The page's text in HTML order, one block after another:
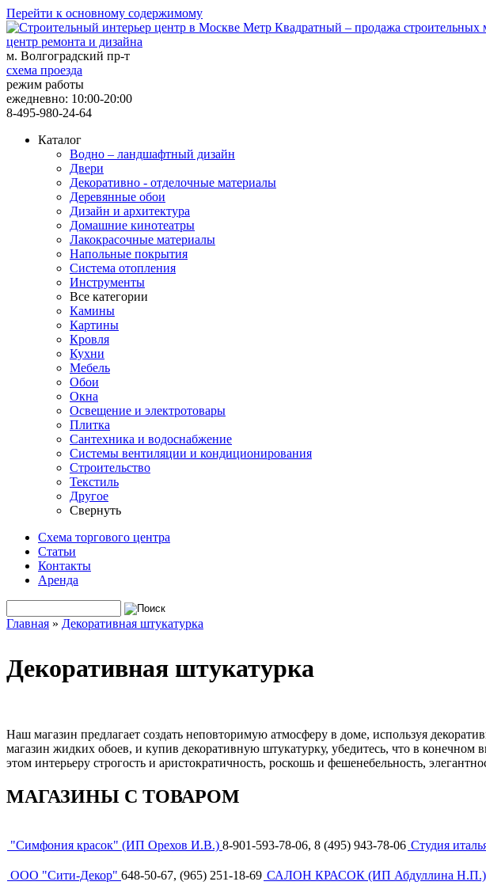
Перейти к основному содержимому
центр ремонта и дизайна
м. Волгоградский пр-т
схема проезда
режим работы
ежедневно: 10:00-20:00
8-495-980-24-64
Каталог
Водно – ландшафтный дизайн
Двери
Декоративно - отделочные материалы
Деревянные обои
Дизайн и архитектура
Домашние кинотеатры
Лакокрасочные материалы
Напольные покрытия
Система отопления
Инструменты
Все категории
Камины
Картины
Кровля
Кухни
Мебель
Обои
Окна
Освещение и электротовары
Плитка
Сантехника и водоснабжение
Системы вентиляции и кондиционирования
Строительство
Текстиль
Другое
Свернуть
Схема торгового центра
Статьи
Контакты
Аренда
Форма поиска
Главная » Декоративная штукатурка
Декоративная штукатурка
Наш магазин предлагает создать неповторимую атмосферу в доме, используя
магазин жидких обоев, и купив декоративную штукатурку, убедитесь, что в
этом интерьеру строгость и аристократичность, роскошь и фешенебельность,
МАГАЗИНЫ С ТОВАРОМ
"Симфония красок" (ИП Орехов И.В.) 8-901-593-78-06, 8 (495) 943-78-06 Студия
ООО "Сити-Декор" 648-50-67, (965) 251-18-69 САЛОН КРАСОК (ИП Абдуллина Н.П.)